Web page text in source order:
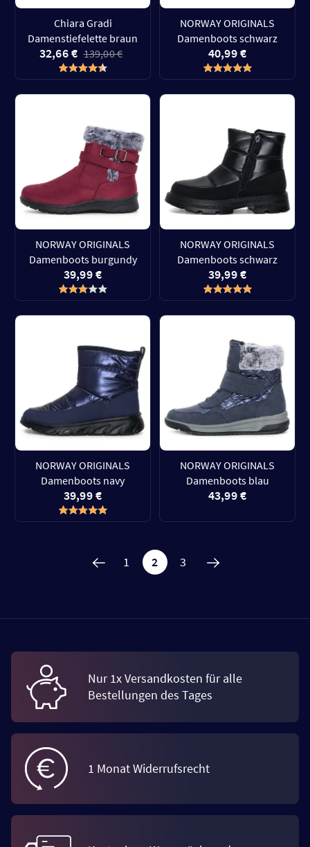
Chiara Gradi
Damenstiefelette braun
32,66 € 139,00 €
NORWAY ORIGINALS
Damenboots schwarz
40,99 €
NORWAY ORIGINALS
Damenboots burgundy
39,99 €
NORWAY ORIGINALS
Damenboots schwarz
39,99 €
NORWAY ORIGINALS
Damenboots navy
39,99 €
NORWAY ORIGINALS
Damenboots blau
43,99 €
1 2 3
Nur 1x Versandkosten für alle
Bestellungen des Tages
1 Monat Widerrufsrecht